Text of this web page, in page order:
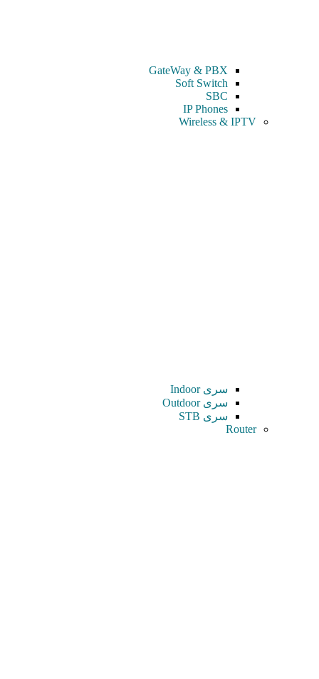
GateWay & PBX
Soft Switch
SBC
IP Phones
Wireless & IPTV
سری Indoor
سری Outdoor
سری STB
Router